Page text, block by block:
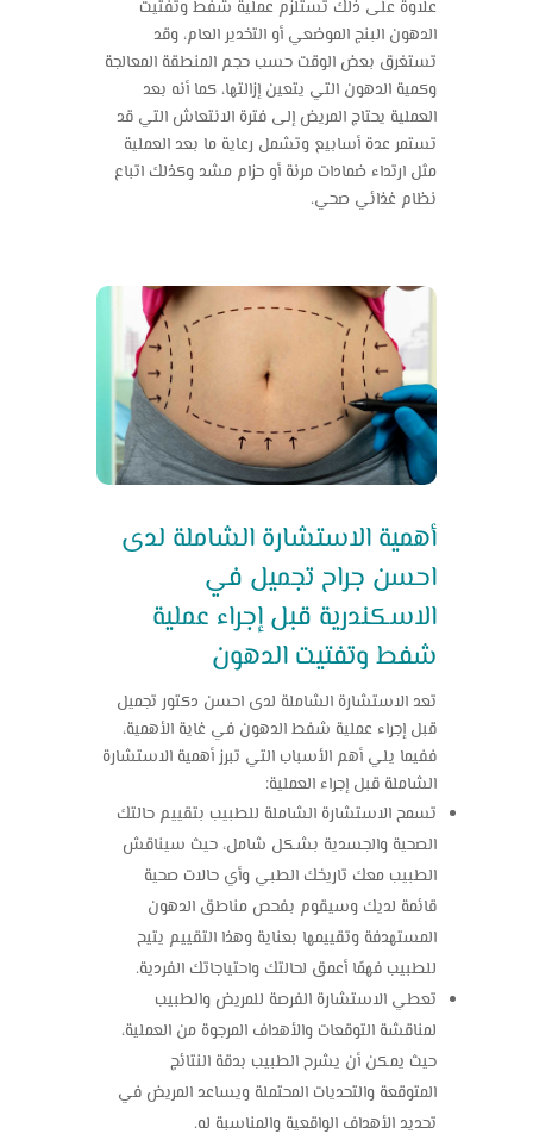
علاوة على ذلك تستلزم عملية شفط وتفتيت
الدهون البنج الموضعي أو التخدير العام، وقد
تستغرق بعض الوقت حسب حجم المنطقة المعالجة
وكمية الدهون التي يتعين إزالتها، كما أنه بعد
العملية يحتاج المريض إلى فترة الانتعاش التي قد
تستمر عدة أسابيع وتشمل رعاية ما بعد العملية
مثل ارتداء ضمادات مرنة أو حزام مشد وكذلك اتباع
نظام غذائي صحي.
أهمية الاستشارة الشاملة لدى
احسن جراح تجميل في
الاسكندرية قبل إجراء عملية
شفط وتفتيت الدهون
تعد الاستشارة الشاملة لدى احسن دكتور تجميل
قبل إجراء عملية شفط الدهون في غاية الأهمية،
ففيما يلي أهم الأسباب التي تبرز أهمية الاستشارة
الشاملة قبل إجراء العملية:
تسمح الاستشارة الشاملة للطبيب بتقييم حالتك
الصحية والجسدية بشكل شامل، حيث سيناقش
الطبيب معك تاريخك الطبي وأي حالات صحية
قائمة لديك وسيقوم بفحص مناطق الدهون
المستهدفة وتقييمها بعناية وهذا التقييم يتيح
للطبيب فهمًا أعمق لحالتك واحتياجاتك الفردية.
تعطي الاستشارة الفرصة للمريض والطبيب
لمناقشة التوقعات والأهداف المرجوة من العملية،
حيث يمكن أن يشرح الطبيب بدقة النتائج
المتوقعة والتحديات المحتملة ويساعد المريض في
تحديد الأهداف الواقعية والمناسبة له.